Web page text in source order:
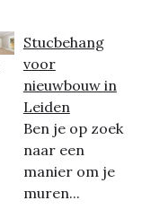
Stucbehang
voor
nieuwbouw in
Leiden
Ben je op zoek
naar een
manier om je
muren...